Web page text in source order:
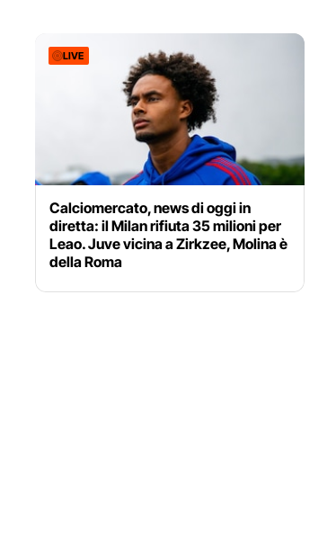
LIVE
Calciomercato, news di oggi in
diretta: il Milan rifiuta 35 milioni per
Leao. Juve vicina a Zirkzee, Molina è
della Roma